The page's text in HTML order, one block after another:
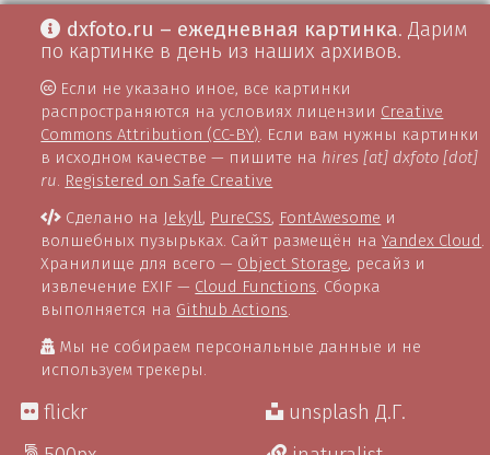
dxfoto.ru – ежедневная картинка. Дарим
по картинке в день из наших архивов.
Если не указано иное, все картинки
распространяются на условиях лицензии Creative
Commons Attribution (CC-BY). Если вам нужны картинки
в исходном качестве — пишите на hires [at] dxfoto [dot]
ru. Registered on Safe Creative
Сделано на Jekyll, PureCSS, FontAwesome и
волшебных пузырьках. Сайт размещён наYandex Cloud .
Хранилище для всего — Object Storage, ресайз и
извлечение EXIF — Cloud Functions. Сборка
выполняется на Github Actions.
Мы не собираем персональные данные и не
используем трекеры.
flickr
unsplash Д.Г.